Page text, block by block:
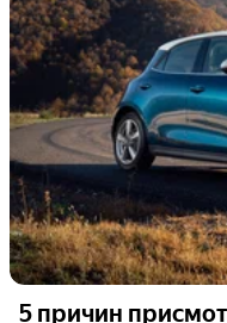
5 причин